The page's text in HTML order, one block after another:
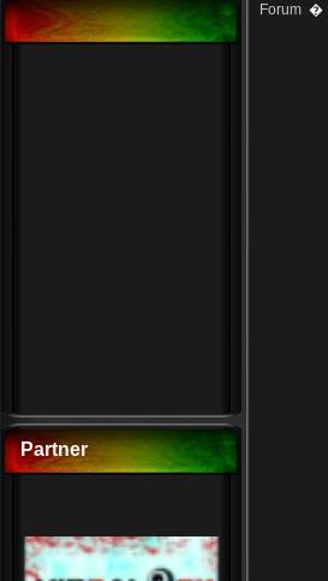
Partner
Forum �